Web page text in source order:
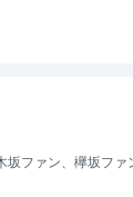
坂ファン、欅坂ファ